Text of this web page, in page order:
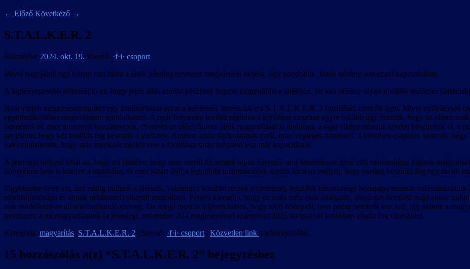
← Előző Következő →
S.T.A.L.K.E.R. 2
Közzétéve 2024. okt. 19. Szerző: ·f·i· csoport
Mivel nagyjából egy hónap van hátra a játék jelenleg tervezett megjelenési idejéig, úgy gondoltuk, írunk néhány sort ezzel kapcsolatban.
A leglényegesebb információ az, hogy jelen állás szerint készíteni fogunk magyarítást a játékhoz, de van néhány olyan további részlet és
Nyár elején megkeresett minket egy fordítócsapat azzal a kérdéssel, tervezzük-e a S.T.A.L.K.E.R. 2 fordítását, mert ők igen. Mivel nyilvánvaló
együttműködéses megoldásban gondolkodni. A nyár folyamán tovább rágódva a kérdésen azonban egyre inkább úgy éreztük, hogy az ehhez
vennének el, mint amennyit hozzátesznek, és mivel az előző három játék magyarítását is önállóan, a saját elképzeléseink szerint készítettük el, a
azt jelenti, hogy két fordítás fog készülni a játékhoz. Amikor aztán tájékoztattuk erről, mint végleges döntésről, a kérdéses csapatot, kiderült,
valószínűsítették, hogy más munkáik mellett erre a fordításra talán mégsem lesz már kapacitásuk.
A jelenlegi helyzet tehát az, hogy mi (feltéve, hogy nem merül fel semmi olyan tényező, ami lehetetlenné teszi ezt) mindenképp fogunk
környékén bele is kezdve a munkába, és nem kizárt (bár a legutóbbi információink szerint kicsi az esélye), hogy esetleg készülni fog egy másik
Figyelembe véve azt, ami eddig tudható a játékról, valamint a korábbi részek terjedelmét, legalább három-négy hónapnyi munkát
módosíthatósága és annak módszerei) sikerült megoldani. Fontos kiemelni, hogy ez most még csak találgatás, tényleges becslést majd akkor
már rendelkezésre áll a lefordítandó szöveg. De annyi most is teljesen biztos, hogy több hónapról, nem pedig hetekről lesz szó, így akinek a
tervezzen; a mi magyarításunk (a jelenlegi, november 20-i megjelenéssel számolva) 2025 tavaszánál korábban aligha fog elkészülni.
Kategória: magyarítás, S.T.A.L.K.E.R. 2 | Szerző: ·f·i· csoport | Közvetlen link a könyvjelzőbe.
15 hozzászólás a(z) “S.T.A.L.K.E.R. 2” bejegyzéshez